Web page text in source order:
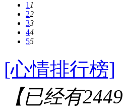
11
22
33
44
55
[心情排行榜]
【已经有2449